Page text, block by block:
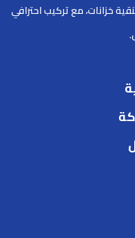
خزانات، مع تركيب احترافي